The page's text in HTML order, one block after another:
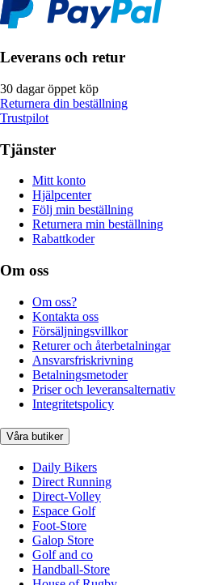
Leverans och retur
30 dagar öppet köp
Returnera din beställning
Trustpilot
Tjänster
Mitt konto
Hjälpcenter
Följ min beställning
Returnera min beställning
Rabattkoder
Om oss
Om oss?
Kontakta oss
Försäljningsvillkor
Returer och återbetalningar
Ansvarsfriskrivning
Betalningsmetoder
Priser och leveransalternativ
Integritetspolicy
Våra butiker
Daily Bikers
Direct Running
Direct-Volley
Espace Golf
Foot-Store
Galop Store
Golf and co
Handball-Store